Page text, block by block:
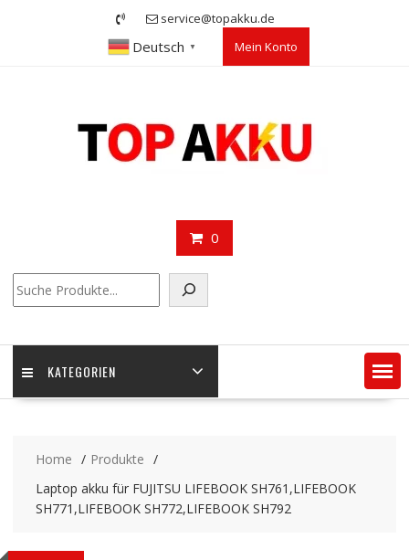
service@topakku.de
Deutsch ▼ Mein Konto
0
KATEGORIEN
Home
Produkte
Laptop akku für FUJITSU LIFEBOOK SH761,LIFEBOOK
SH771,LIFEBOOK SH772,LIFEBOOK SH792